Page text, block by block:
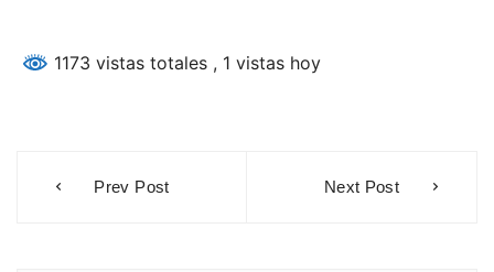
1173 vistas totales , 1 vistas hoy
Prev Post Next Post